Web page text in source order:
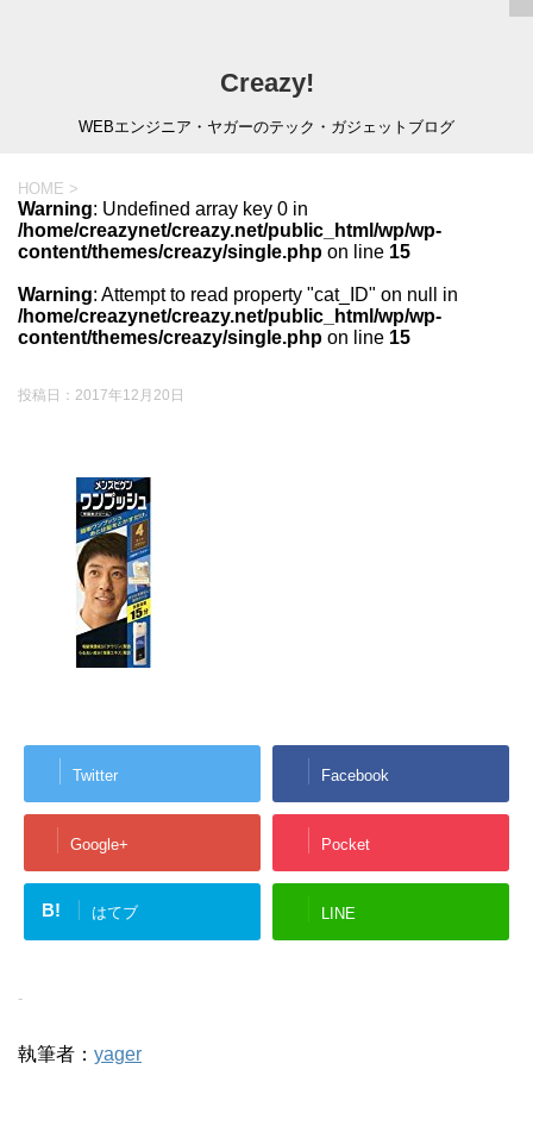
Creazy!
WEBエンジニア・ヤガーのテック・ガジェットブログ
HOME >
Warning: Undefined array key 0 in
/home/creazynet/creazy.net/public_html/wp/wp-
content/themes/creazy/single.php on line 15
Warning: Attempt to read property "cat_ID" on null in
/home/creazynet/creazy.net/public_html/wp/wp-
content/themes/creazy/single.php on line 15
投稿日： 2017年12月20日
Twitter Facebook
Google+ Pocket
B! はてブ LINE
-
執筆者： yager